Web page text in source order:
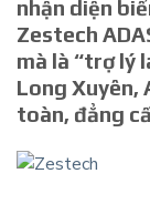
nhận diện
Zestech
mà là “trợ lý
Long Xuyên,
toàn, đẳng